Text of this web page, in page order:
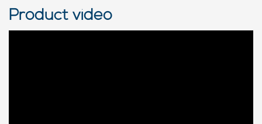
Product video